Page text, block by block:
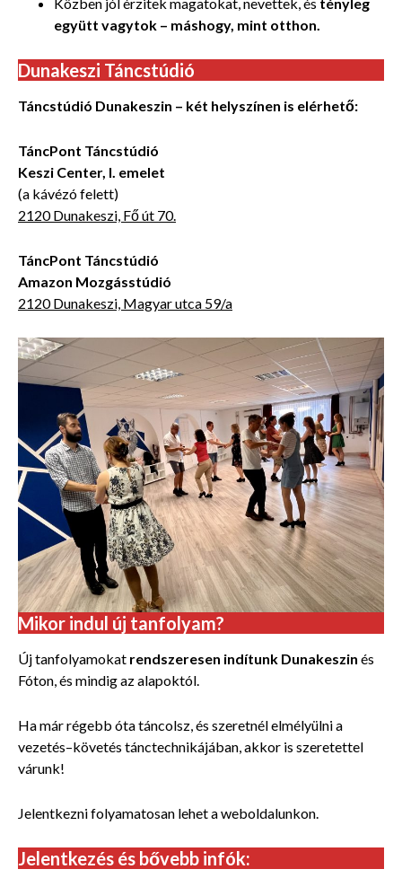
Közben jól érzitek magatokat, nevettek, és tényleg
együtt vagytok – máshogy, mint otthon.
Dunakeszi Táncstúdió
Táncstúdió Dunakeszin – két helyszínen is elérhető:
TáncPont Táncstúdió
Keszi Center, I. emelet
(a kávézó felett)
2120 Dunakeszi, Fő út 70.
TáncPont Táncstúdió
Amazon Mozgásstúdió
2120 Dunakeszi, Magyar utca 59/a
Mikor indul új tanfolyam?
Új tanfolyamokat rendszeresen indítunk Dunakeszin és
Fóton, és mindig az alapoktól.
Ha már régebb óta táncolsz, és szeretnél elmélyülni a
vezetés–követés tánctechnikájában, akkor is szeretettel
várunk!
Jelentkezni folyamatosan lehet a weboldalunkon.
Jelentkezés és bővebb infók: